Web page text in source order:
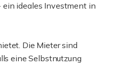
ideales Investment in
Die Mieter sind
eine Selbstnutzung